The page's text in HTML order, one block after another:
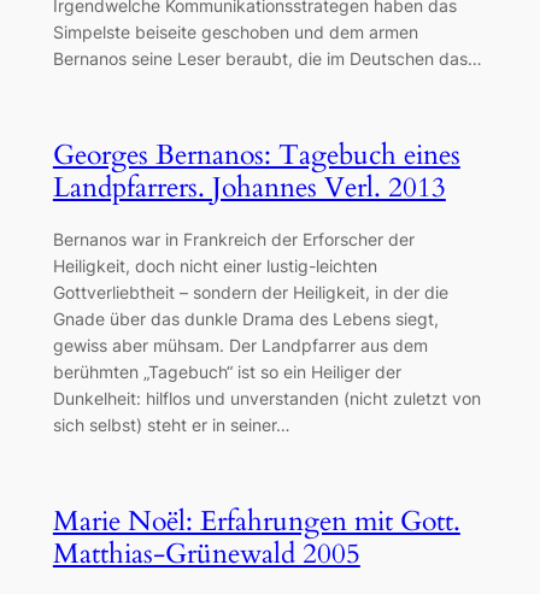
Irgendwelche Kommunikationsstrategen haben das
Simpelste beiseite geschoben und dem armen
Bernanos seine Leser beraubt, die im Deutschen das…
Georges Bernanos: Tagebuch eines
Landpfarrers. Johannes Verl. 2013
Bernanos war in Frankreich der Erforscher der
Heiligkeit, doch nicht einer lustig-leichten
Gottverliebtheit – sondern der Heiligkeit, in der die
Gnade über das dunkle Drama des Lebens siegt,
gewiss aber mühsam. Der Landpfarrer aus dem
berühmten „Tagebuch“ ist so ein Heiliger der
Dunkelheit: hilflos und unverstanden (nicht zuletzt von
sich selbst) steht er in seiner…
Marie Noël: Erfahrungen mit Gott.
Matthias-Grünewald 2005